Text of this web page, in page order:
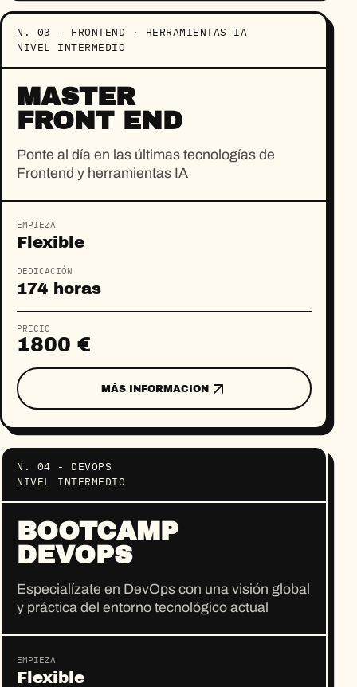
N. 03 - FRONTEND · HERRAMIENTAS IA
NIVEL INTERMEDIO
MASTER
FRONT END
Ponte al día en las últimas tecnologías de
Frontend y herramientas IA
EMPIEZA
Flexible
DEDICACIÓN
174 horas
PRECIO
1800 €
MÁS INFORMACION
N. 04 - DEVOPS
NIVEL INTERMEDIO
BOOTCAMP
DEVOPS
Especialízate en DevOps con una visión global
y práctica del entorno tecnológico actual
EMPIEZA
Flexible